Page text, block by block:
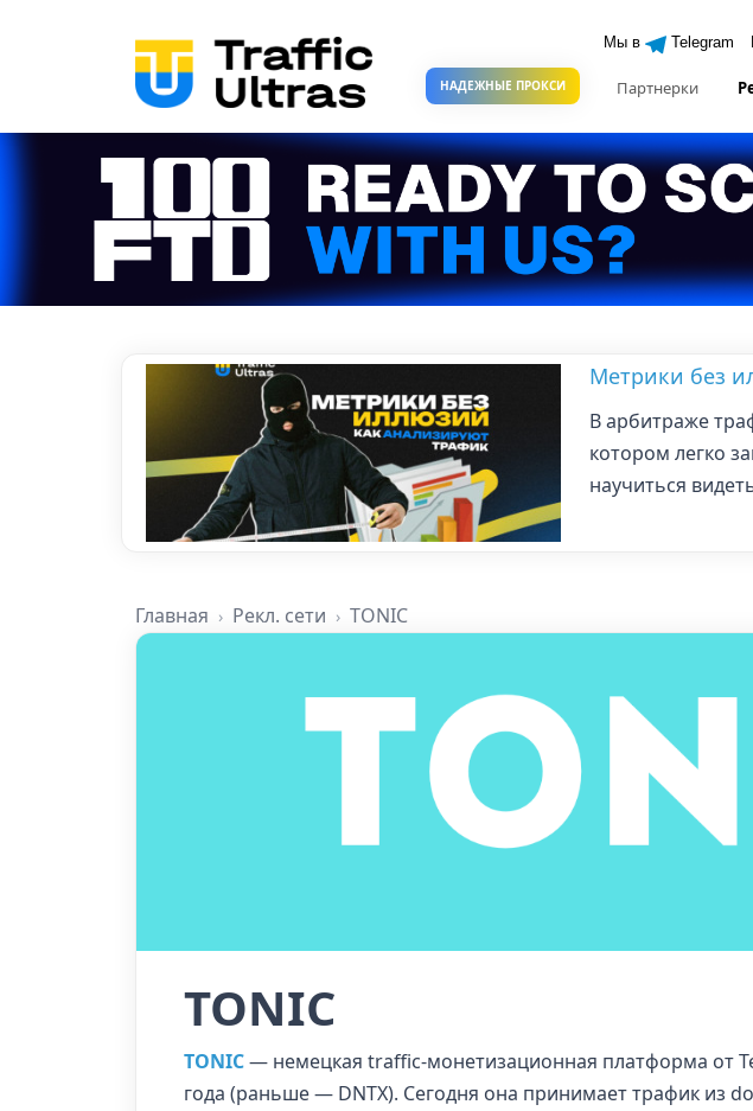
Мы в Telegram
НАДЕЖНЫЕ ПРОКСИ Партнерки
Метрики без
В арбитраже
котором легко
научиться
Главная Рекл. сети TONIC
TONIC
TONIC— немецкая traffic‑монетизационная платформа от
года (раньше — DNTX). Сегодня она принимает трафик из